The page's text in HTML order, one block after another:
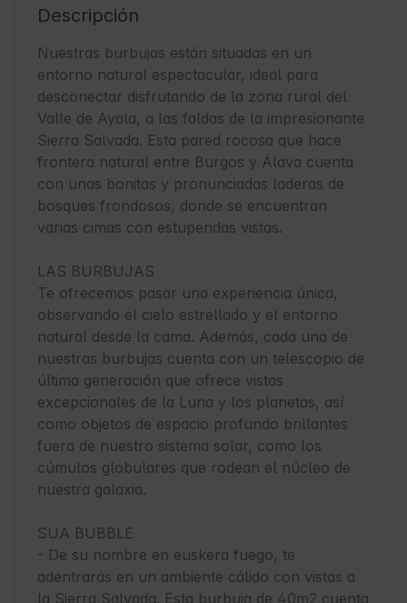
Descripción
Nuestras burbujas están situadas en un
entorno natural espectacular, ideal para
desconectar disfrutando de la zona rural del
Valle de Ayala, a las faldas de la impresionante
Sierra Salvada. Esta pared rocosa que hace
frontera natural entre Burgos y Álava cuenta
con unas bonitas y pronunciadas laderas de
bosques frondosos, donde se encuentran
varias cimas con estupendas vistas.
LAS BURBUJAS
Te ofrecemos pasar una experiencia única,
observando el cielo estrellado y el entorno
natural desde la cama. Además, cada una de
nuestras burbujas cuenta con un telescopio de
última generación que ofrece vistas
excepcionales de la Luna y los planetas, así
como objetos de espacio profundo brillantes
fuera de nuestro sistema solar, como los
cúmulos globulares que rodean el núcleo de
nuestra galaxia.
SUA BUBBLE
- De su nombre en euskera fuego, te
adentrarás en un ambiente cálido con vistas a
la Sierra Salvada. Esta burbuja de 40m2 cuenta